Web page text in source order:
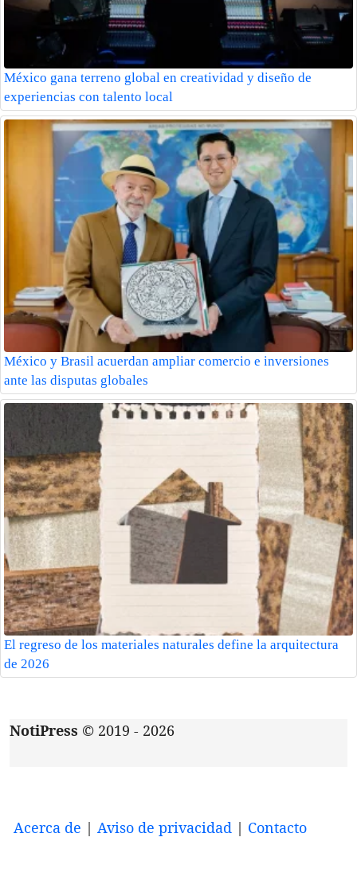
México gana terreno global en creatividad y diseño de
experiencias con talento local
México y Brasil acuerdan ampliar comercio e inversiones
ante las disputas globales
El regreso de los materiales naturales define la arquitectura
de 2026
NotiPress © 2019 - 2026
Acerca de | Aviso de privacidad | Contacto